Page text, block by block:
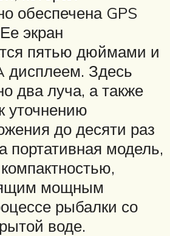
обеспечена GPS
экран
пятью дюймами и
дисплеем. Здесь
два луча, а также
уточнению
до десяти раз
портативная модель,
мощным
рыбалки со
воде.